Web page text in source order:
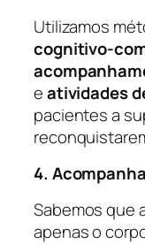
Utilizamos
cognitivo-
eatividades
pacientes a
4.
Sabemos que
apenas o